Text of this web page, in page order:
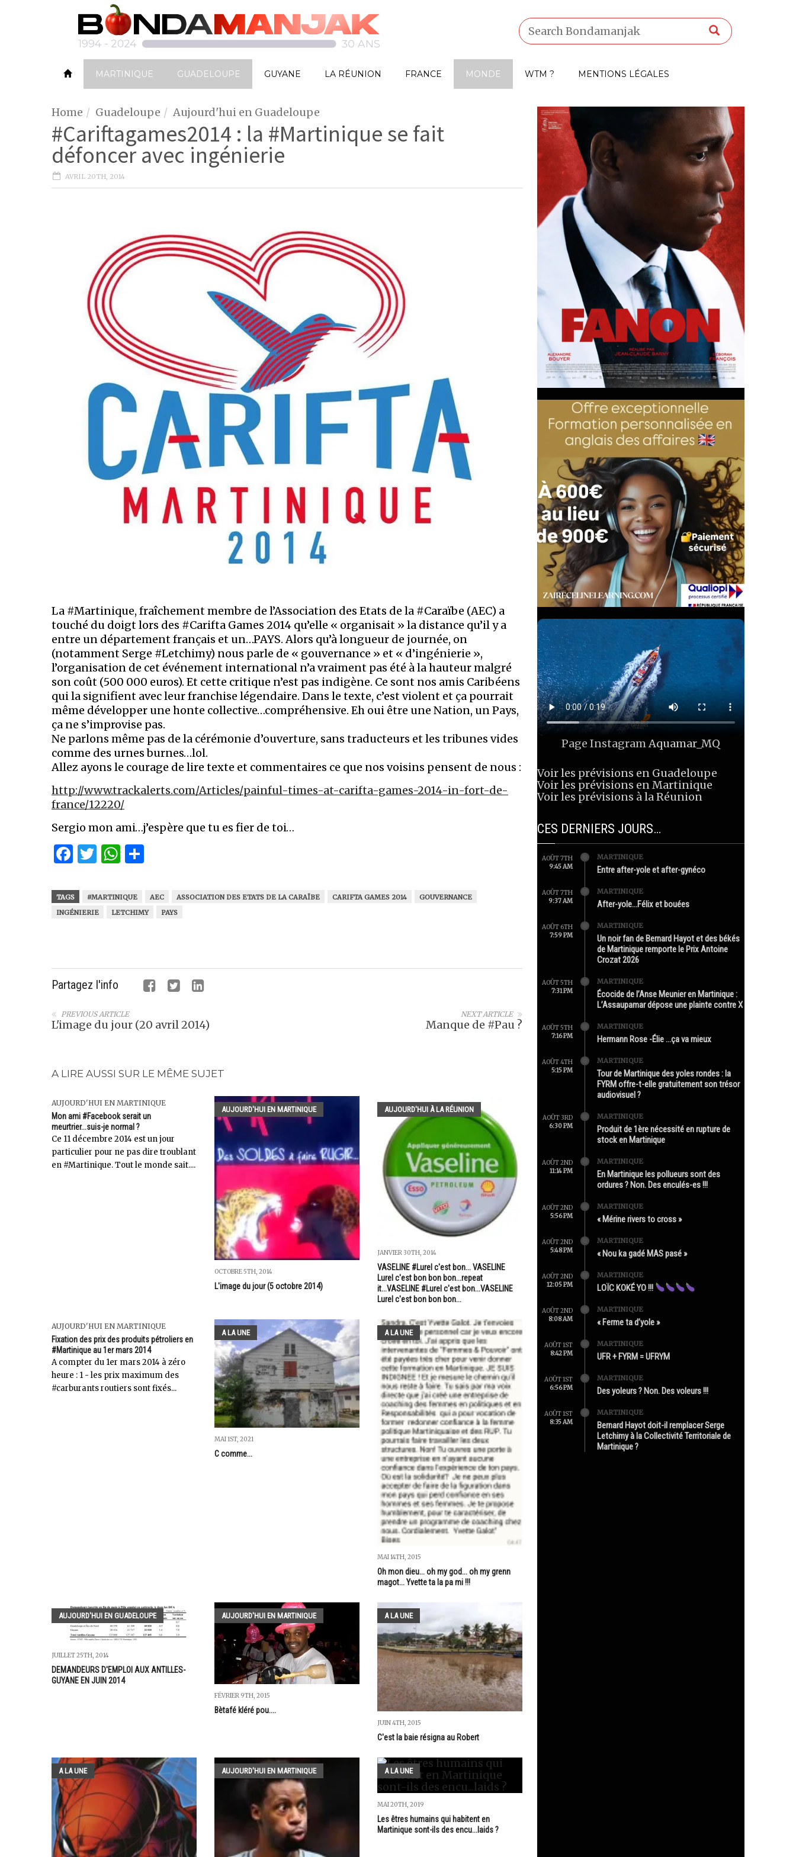
MARTINIQUE GUADELOUPE GUYANE LA RÉUNION FRANCE MONDE WTM ? MENTIONS LÉGALES
Home Guadeloupe Aujourd'hui en Guadeloupe
#Cariftagames2014 : la #Martinique se fait
défoncer avec ingénierie
AVRIL 20TH, 2014
La #Martinique, fraîchement membre de l’Association des Etats de la #Caraïbe (AEC) a
touché du doigt lors des #Carifta Games 2014 qu’elle « organisait » la distance qu’il y a
entre un département français et un…PAYS. Alors qu’à longueur de journée, on
(notamment Serge #Letchimy) nous parle de « gouvernance » et « d’ingénierie »,
l’organisation de cet événement international n’a vraiment pas été à la hauteur malgré
son coût (500 000 euros). Et cette critique n’est pas indigène. Ce sont nos amis Caribéens
qui la signifient avec leur franchise légendaire. Dans le texte, c’est violent et ça pourrait
même développer une honte collective…compréhensive. Eh oui être une Nation, un Pays,
ça ne s’improvise pas.
Ne parlons même pas de la cérémonie d’ouverture, sans traducteurs et les tribunes vides
comme des urnes burnes…lol.
Allez ayons le courage de lire texte et commentaires ce que nos voisins pensent de nous :
http://www.trackalerts.com/Articles/painful-times-at-carifta-games-2014-in-fort-de-
france/12220/
Sergio mon ami…j’espère que tu es fier de toi…
Facebook
Twitter
WhatsApp
TAGS #MARTINIQUE AEC ASSOCIATION DES ETATS DE LA CARAÏBE CARIFTA GAMES 2014
GOUVERNANCE
INGÉNIERIE
LETCHIMY PAYS
Partagez l'info
NEXT ARTICLE
Manque de #Pau ?
PREVIOUS ARTICLE
L'image du jour (20 avril 2014)
A LIRE AUSSI SUR LE MÊME SUJET
AUJOURD'HUI EN MARTINIQUE
Mon ami #Facebook serait un
meurtrier...suis-je normal ?
Ce 11 décembre 2014 est un jour
particulier pour ne pas dire troublant
en #Martinique. Tout le monde sait....
AUJOURD'HUI EN MARTINIQUE
OCTOBRE 5TH, 2014
L'image du jour (5 octobre 2014)
AUJOURD'HUI À LA RÉUNION
JANVIER 30TH, 2014
VASELINE #Lurel c'est bon... VASELINE
Lurel c'est bon bon bon...repeat
it...VASELINE #Lurel c'est bon...VASELINE
Lurel c'est bon bon bon...
AUJOURD'HUI EN MARTINIQUE
Fixation des prix des produits pétroliers en
#Martinique au 1er mars 2014
A compter du 1er mars 2014 à zéro
heure : 1 - les prix maximum des
#carburants routiers sont fixés...
A LA UNE
MAI 1ST, 2021
C comme...
A LA UNE
MAI 14TH, 2015
Oh mon dieu... oh my god... oh my grenn
magot... Yvette ta la pa mi !!!
AUJOURD'HUI EN GUADELOUPE
JUILLET 25TH, 2014
DEMANDEURS D'EMPLOI AUX ANTILLES-
GUYANE EN JUIN 2014
AUJOURD'HUI EN MARTINIQUE
FÉVRIER 9TH, 2015
Bètafé kléré pou....
A LA UNE
JUIN 4TH, 2015
C'est la baie résigna au Robert
A LA UNE AUJOURD'HUI EN MARTINIQUE A LA UNE
MAI 20TH, 2019
Les êtres humains qui habitent en
Martinique sont-ils des encu...laids ?
Page InstagramAquamar_MQ
Voir les prévisions en Guadeloupe
Voir les prévisions en Martinique
Voir les prévisions à la Réunion
CES DERNIERS JOURS…
AOÛT 7TH
9:45 AM
MARTINIQUE
Entre after-yole et after-gynéco
AOÛT 7TH
9:37 AM
MARTINIQUE
After-yole…Félix et bouées
AOÛT 6TH
7:59 PM
MARTINIQUE
Un noir fan de Bernard Hayot et des békés
de Martinique remporte le Prix Antoine
Crozat 2026
AOÛT 5TH
7:31 PM
MARTINIQUE
Écocide de l’Anse Meunier en Martinique :
L’Assaupamar dépose une plainte contre X
AOÛT 5TH
7:16 PM
MARTINIQUE
Hermann Rose -Élie …ça va mieux
AOÛT 4TH
5:15 PM
MARTINIQUE
Tour de Martinique des yoles rondes : la
FYRM offre-t-elle gratuitement son trésor
audiovisuel ?
AOÛT 3RD
6:30 PM
MARTINIQUE
Produit de 1ère nécessité en rupture de
stock en Martinique
AOÛT 2ND
11:14 PM
MARTINIQUE
En Martinique les pollueurs sont des
ordures ? Non. Des enculés-es !!!
AOÛT 2ND
5:56 PM
MARTINIQUE
« Mérine rivers to cross »
AOÛT 2ND
5:48 PM
MARTINIQUE
« Nou ka gadé MAS pasé »
AOÛT 2ND
12:05 PM
MARTINIQUE
LOÏC KOKÉ YO !!!
AOÛT 2ND
8:08 AM
MARTINIQUE
« Ferme ta d’yole »
AOÛT 1ST
8:42 PM
MARTINIQUE
UFR + FYRM = UFRYM
AOÛT 1ST
6:56 PM
MARTINIQUE
Des yoleurs ? Non. Des voleurs !!!
AOÛT 1ST
8:35 AM
MARTINIQUE
Bernard Hayot doit-il remplacer Serge
Letchimy à la Collectivité Territoriale de
Martinique ?